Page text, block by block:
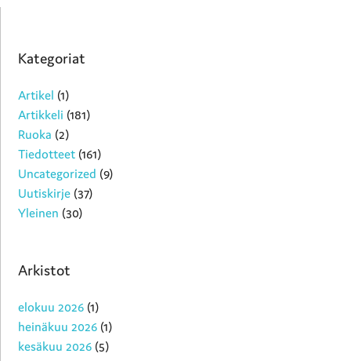
Kategoriat
Artikel (1)
Artikkeli (181)
Ruoka (2)
Tiedotteet (161)
Uncategorized (9)
Uutiskirje (37)
Yleinen (30)
Arkistot
elokuu 2026 (1)
heinäkuu 2026 (1)
kesäkuu 2026 (5)